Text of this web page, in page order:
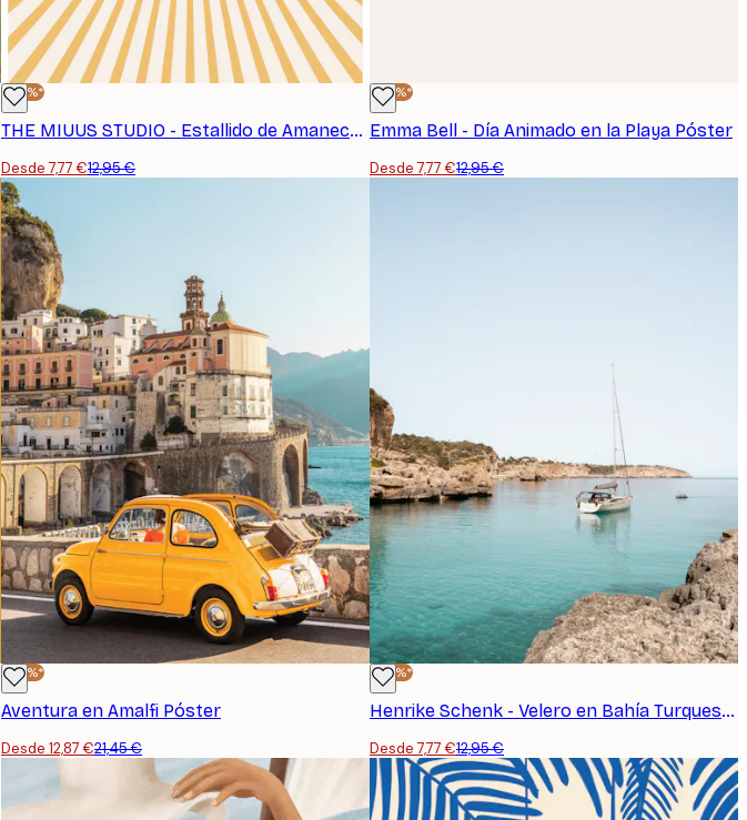
-40%*
THE MIUUS STUDIO - Estallido de Amanecer Radiante Póster
Desde 7,77 €12,95 €
-40%*
Emma Bell - Día Animado en la Playa Póster
Desde 7,77 €12,95 €
-40%*
Aventura en Amalfi Póster
Desde 12,87 €21,45 €
-40%*
Henrike Schenk - Velero en Bahía Turquesa Póster
Desde 7,77 €12,95 €